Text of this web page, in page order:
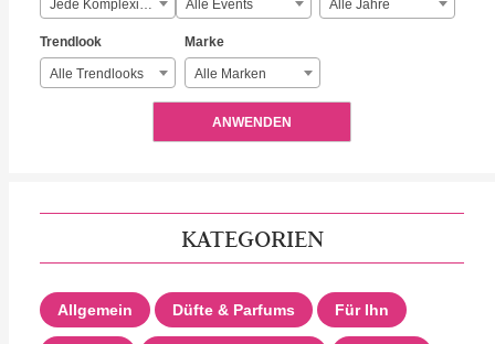
Jede Komplexität Alle Events Alle Jahre
Trendlook
Alle Trendlooks
Marke
Alle Marken
ANWENDEN
KATEGORIEN
Allgemein Düfte & Parfums Für Ihn